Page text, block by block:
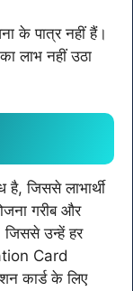
के पात्र नहीं हैं।
लाभ नहीं उठा
जिससे लाभार्थी
गरीब और
जिससे उन्हें हर
Card
कार्ड के लिए